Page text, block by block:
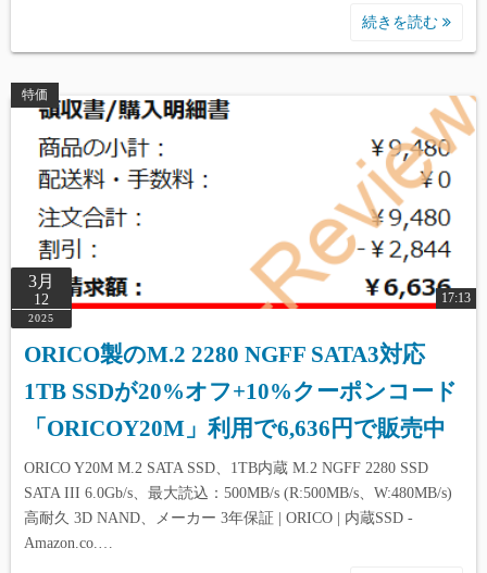
続きを読む
特価
3月
12
2025
17:13
ORICO製のM.2 2280 NGFF SATA3対応
1TB SSDが20%オフ+10%クーポンコード
「ORICOY20M」利用で6,636円で販売中
ORICO Y20M M.2 SATA SSD、1TB内蔵 M.2 NGFF 2280 SSD
SATA III 6.0Gb/s、最大読込：500MB/s (R:500MB/s、W:480MB/s)
高耐久 3D NAND、メーカー 3年保証 | ORICO | 内蔵SSD -
Amazon.co.…